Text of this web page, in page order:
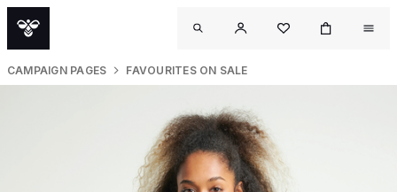
CAMPAIGN PAGES FAVOURITES ON SALE